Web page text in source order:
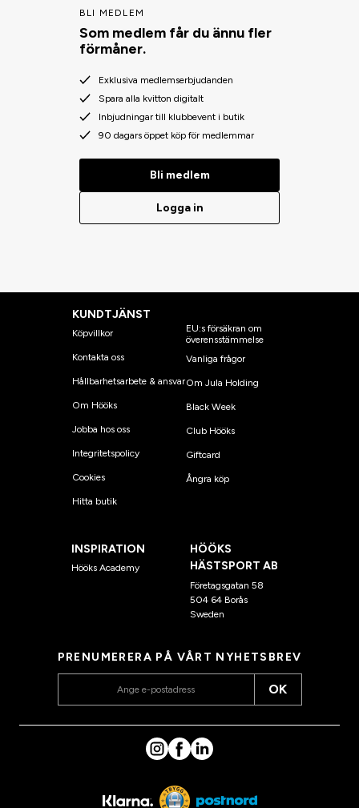
BLI MEDLEM
Som medlem får du ännu fler
förmåner.
Exklusiva medlemserbjudanden
Spara alla kvitton digitalt
Inbjudningar till klubbevent i butik
90 dagars öppet köp för medlemmar
Bli medlem
Logga in
KUNDTJÄNST
Köpvillkor
Kontakta oss
Hållbarhetsarbete & ansvar
Om Hööks
Jobba hos oss
Integritetspolicy
Cookies
Hitta butik
EU:s försäkran om
överensstämmelse
Vanliga frågor
Om Jula Holding
Black Week
Club Hööks
Giftcard
Ångra köp
INSPIRATION
Hööks Academy
HÖÖKS
HÄSTSPORT AB
Företagsgatan 58
504 64 Borås
Sweden
PRENUMERERA PÅ VÅRT NYHETSBREV
OK